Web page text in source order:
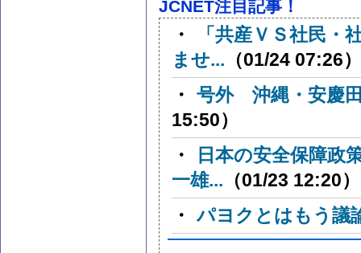
JCNET注目記事！
・
「共産ＶＳ社民
ませ... （01/24 07:26）
・ 号外 沖縄・安慶
15:50）
・
日本の安全保障政
一雄... （01/23 12:20）
・ パヨクとはもう議